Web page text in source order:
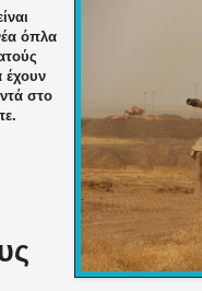
όπλα
έχουν
στο